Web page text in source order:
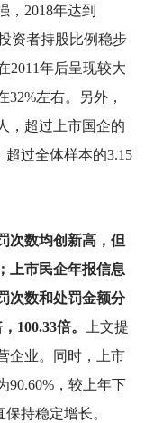
，2018年达到
资者持股比例稳步
2011年后呈现较大
左右。另外，
，超过上市国企的
超过全体样本的3.15
次数均创新高，但
上市民企年报信息
次数和处罚金额分
100.33倍。
上文提
企业。同时，上市
90.60%，较上年下
持稳定增长。